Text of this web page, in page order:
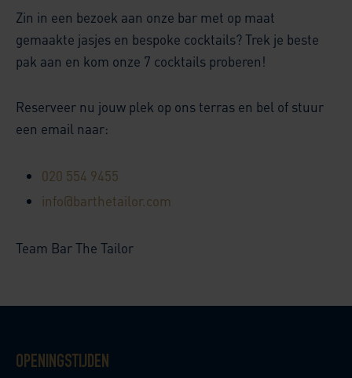
Zin in een bezoek aan onze bar met op maat
gemaakte jasjes en bespoke cocktails? Trek je beste
pak aan en kom onze 7 cocktails proberen!
Reserveer nu jouw plek op ons terras en bel of stuur
een email naar:
020 554 9455
info@barthetailor.com
Team Bar The Tailor
OPENINGSTIJDEN